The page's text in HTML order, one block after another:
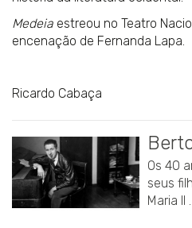
Medeia estreou no Teatro
encenação de Fernanda Lapa.
Ricardo Cabaça
Os 40
seus
Maria II ...